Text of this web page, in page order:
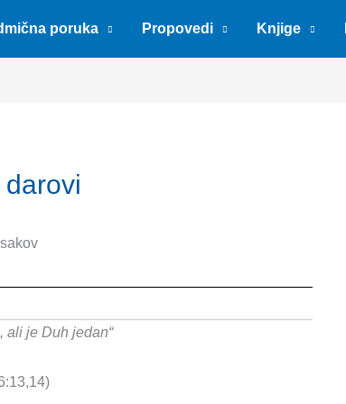
poruka Propovedi Knjige
ali je Duh jedan“